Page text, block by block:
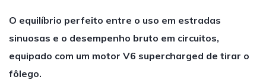
O equilíbrio perfeito entre o uso em estradas
sinuosas e o desempenho bruto em circuitos,
equipado com um motor V6 supercharged de tirar o
fôlego.